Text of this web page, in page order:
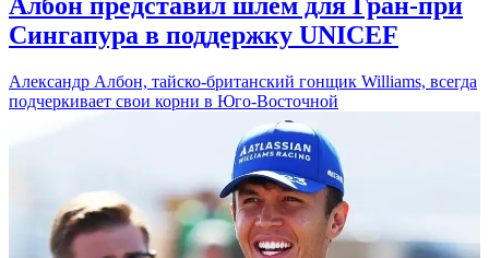
Сингапура в поддержку UNICEF
Александр Албон, тайско-британский гонщик Williams, всегда
подчеркивает свои корни в Юго-Восточной